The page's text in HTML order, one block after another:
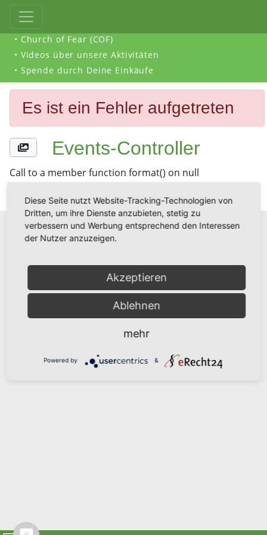
• Church of Fear (COF)
• Videos über unsere Aktivitäten
• Spende durch Deine Einkäufe
Es ist ein Fehler aufgetreten
Events-Controller
Call to a member function format() on null
Diese Seite nutzt Website-Tracking-Technologien von
Dritten, um ihre Dienste anzubieten, stetig zu
verbessern und Werbung entsprechend den Interessen
der Nutzer anzuzeigen.
Akzeptieren
Ablehnen
mehr
Powered by &